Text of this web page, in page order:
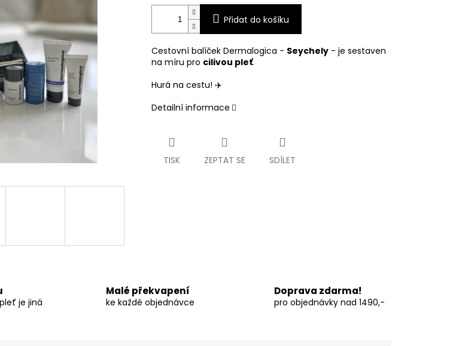
Přidat do košíku
Cestovní balíček Dermalogica - Seychely - je sestaven
na míru pro cilivou pleť.
Hurá na cestu! ✈️
Detailní informace
TISK ZEPTAT SE SDÍLET
je jiná
Malé překvapení
ke každé objednávce
Doprava zdarma!
pro objednávky nad 1490,-